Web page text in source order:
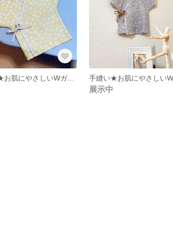
手縫い★お肌にやさしいWガーゼの短肌着（からし色）・日本の伝統技
展示中